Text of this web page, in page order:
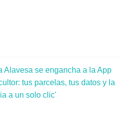
Alavesa se engancha a la App
tus parcelas, tus datos y la
a un solo clic'